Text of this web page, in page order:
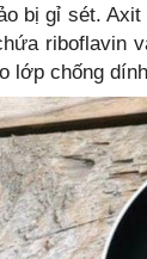
bị gỉ sét.
riboflavin
lớp chống